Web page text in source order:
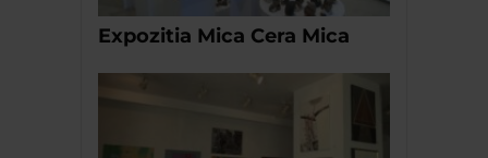
Expozitia Mica Cera Mica